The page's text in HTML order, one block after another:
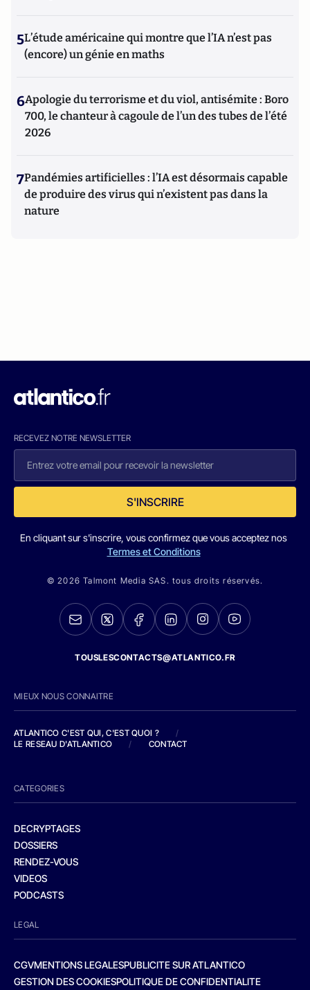
5L’étude américaine qui montre que l’IA n’est pas
(encore) un génie en maths
6Apologie du terrorisme et du viol, antisémite : Boro
700, le chanteur à cagoule de l’un des tubes de l’été
2026
7Pandémies artificielles : l’IA est désormais capable
de produire des virus qui n’existent pas dans la
nature
RECEVEZ NOTRE NEWSLETTER
S'INSCRIRE
En cliquant sur s'inscrire, vous confirmez que vous acceptez nos
Termes et Conditions
© 2026 Talmont Media SAS. tous droits réservés.
TOUSLESCONTACTS@ATLANTICO.FR
MIEUX NOUS CONNAITRE
ATLANTICO C'EST QUI, C'EST QUOI ?
/
LE RESEAU D'ATLANTICO
/ CONTACT
CATEGORIES
DECRYPTAGES
DOSSIERS
RENDEZ-VOUS
VIDEOS
PODCASTS
LEGAL
CGVMENTIONS LEGALESPUBLICITE SUR ATLANTICO
GESTION DES COOKIESPOLITIQUE DE CONFIDENTIALITE